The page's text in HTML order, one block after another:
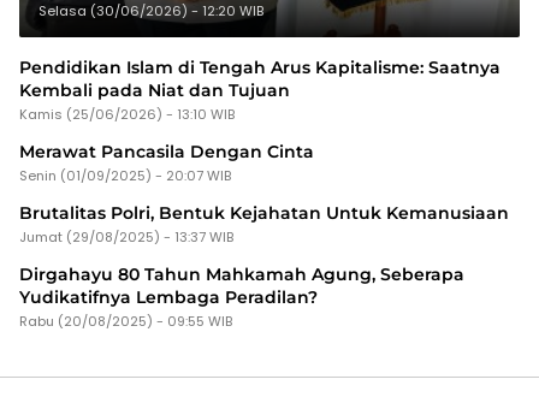
Selasa (30/06/2026) - 12:20 WIB
Pendidikan Islam di Tengah Arus Kapitalisme: Saatnya
Kembali pada Niat dan Tujuan
Kamis (25/06/2026) - 13:10 WIB
Merawat Pancasila Dengan Cinta
Senin (01/09/2025) - 20:07 WIB
Brutalitas Polri, Bentuk Kejahatan Untuk Kemanusiaan
Jumat (29/08/2025) - 13:37 WIB
Dirgahayu 80 Tahun Mahkamah Agung, Seberapa
Yudikatifnya Lembaga Peradilan?
Rabu (20/08/2025) - 09:55 WIB